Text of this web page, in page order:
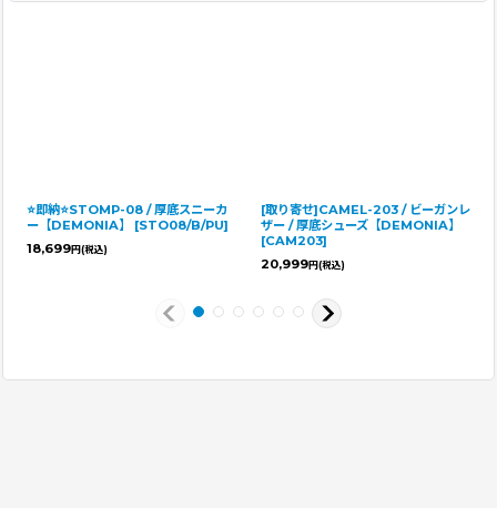
⭐即納⭐STOMP-08 / 厚底スニーカ
ー【DEMONIA】
[STO08/B/PU]
18,699円 (税込)
[取り寄せ]CAMEL-203 / ビーガンレ
ザー / 厚底シューズ【DEMONIA】
[CAM203]
20,999円 (税込)